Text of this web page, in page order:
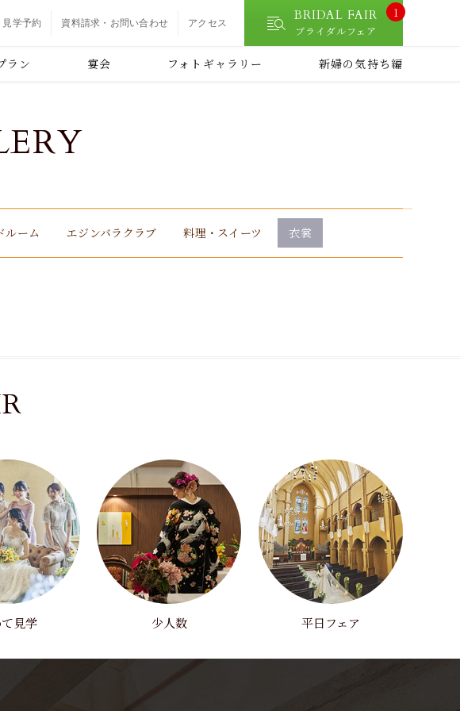
見学予約 資料請求・お問い合わせ アクセス BRIDAL FAIR
ブライダルフェア
1
ラン 宴会 フォトギャラリー 新婦の気持ち編
ルーム エジンバラ クラブ 料理・スイーツ 衣裳
見学 少人数 平日フェア